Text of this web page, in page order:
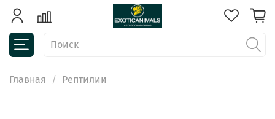
Главная Рептилии